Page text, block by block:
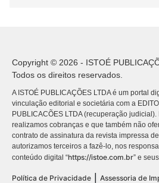
Copyright © 2026 - ISTOÉ
Todos os direitos reservados.
A ISTOÉ PUBLICAÇÕES LTDA é um portal
vinculação editorial e societária com a
PUBLICACÕES LTDA (recuperação
realizamos cobranças e que também não
contrato de assinatura da revista impressa
autorizamos terceiros a fazê-lo, nos
conteúdo digital “https://istoe.com.br” e
Política de Privacidade
Assessoria de